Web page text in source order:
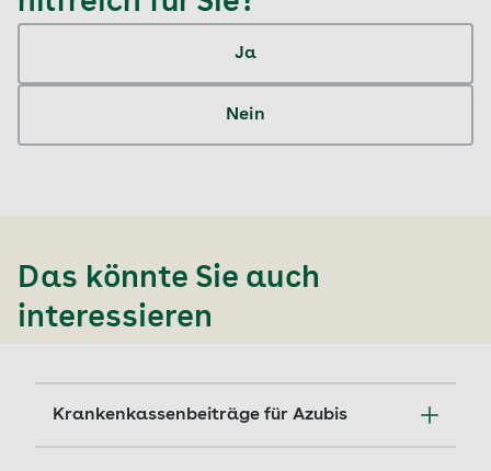
Ja
Nein
Das könnte Sie auch
interessieren
Krankenkassenbeiträge für Azubis